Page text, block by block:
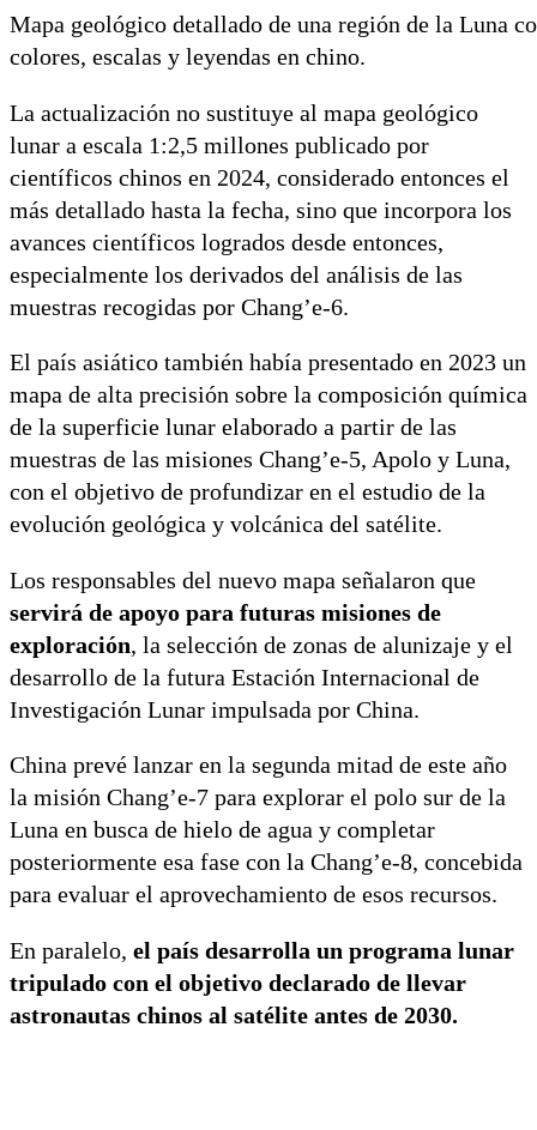
Mapa geológico detallado de una región de la Luna
colores, escalas y leyendas en chino.
La actualización no sustituye al mapa geológico
lunar a escala 1:2,5 millones publicado por
científicos chinos en 2024, considerado entonces el
más detallado hasta la fecha, sino que incorpora los
avances científicos logrados desde entonces,
especialmente los derivados del análisis de las
muestras recogidas por Chang’e-6.
El país asiático también había presentado en 2023 un
mapa de alta precisión sobre la composición química
de la superficie lunar elaborado a partir de las
muestras de las misiones Chang’e-5, Apolo y Luna,
con el objetivo de profundizar en el estudio de la
evolución geológica y volcánica del satélite.
Los responsables del nuevo mapa señalaron que
servirá de apoyo para futuras misiones de
exploración, la selección de zonas de alunizaje y el
desarrollo de la futura Estación Internacional de
Investigación Lunar impulsada por China.
China prevé lanzar en la segunda mitad de este año
la misión Chang’e-7 para explorar el polo sur de la
Luna en busca de hielo de agua y completar
posteriormente esa fase con la Chang’e-8, concebida
para evaluar el aprovechamiento de esos recursos.
En paralelo, el país desarrolla un programa lunar
tripulado con el objetivo declarado de llevar
astronautas chinos al satélite antes de 2030.